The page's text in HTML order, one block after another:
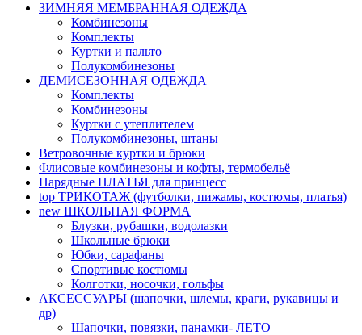
ЗИМНЯЯ МЕМБРАННАЯ ОДЕЖДА
Комбинезоны
Комплекты
Куртки и пальто
Полукомбинезоны
ДЕМИСЕЗОННАЯ ОДЕЖДА
Комплекты
Комбинезоны
Куртки с утеплителем
Полукомбинезоны, штаны
Ветровочные куртки и брюки
Флисовые комбинезоны и кофты, термобельё
Нарядные ПЛАТЬЯ для принцесс
top ТРИКОТАЖ (футболки, пижамы, костюмы, платья)
new ШКОЛЬНАЯ ФОРМА
Блузки, рубашки, водолазки
Школьные брюки
Юбки, сарафаны
Спортивые костюмы
Колготки, носочки, гольфы
АКСЕССУАРЫ (шапочки, шлемы, краги, рукавицы и
др)
Шапочки, повязки, панамки- ЛЕТО